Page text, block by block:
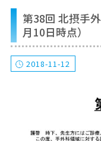
第38回 北摂手
月10日時点）
2018-11-12